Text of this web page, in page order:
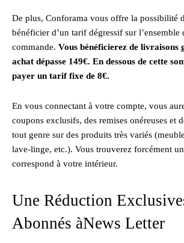
De plus, Conforama vous offre la possibilité
bénéficier d’un tarif dégressif sur l’ensemble
commande. Vous bénéficierez de livraisons
achat dépasse 149€. En dessous de cette
payer un tarif fixe de 8€.
En vous connectant à votre compte, vous
coupons exclusifs, des remises onéreuses et
tout genre sur des produits très variés
lave-linge, etc.). Vous trouverez forcément
correspond à votre intérieur.
Une Réduction
Abonnés àNews Letter